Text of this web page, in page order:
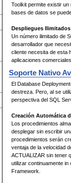
Toolkit permite existir
bases de datos se
Despliegues Ilimitados
Un número ilimitado de
desarrollador que
cliente necesita de esta
aplicaciones comerciales.
Soporte Nativo
El Database
destreza. Pero, al se
perspectiva del SQL
Creación Automática
Los procedimientos
desplegar sin escribir
procedimientos serán
ventaja de la velocidad
ACTUALIZAR sin tener
utilizar continuamente in
Framework.